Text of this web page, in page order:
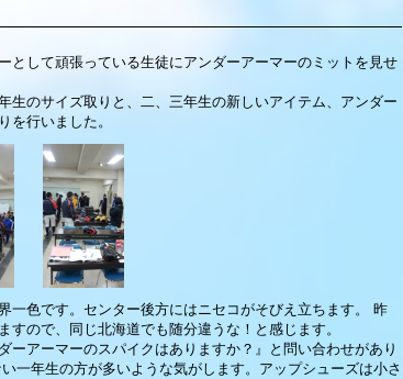
として頑張っている生徒にアンダーアーマーのミットを見せ
生のサイズ取りと、二、三年生の新しいアイテム、アンダー
を行いました。
一色です。センター後方にはニセコがそびえ立ちます。 昨
ので、同じ北海道でも随分違うな！と感じます。
アーマーのスパイクはありますか？』と問い合わせがあり
一年生の方が多いような気がします。アップシューズは小さ